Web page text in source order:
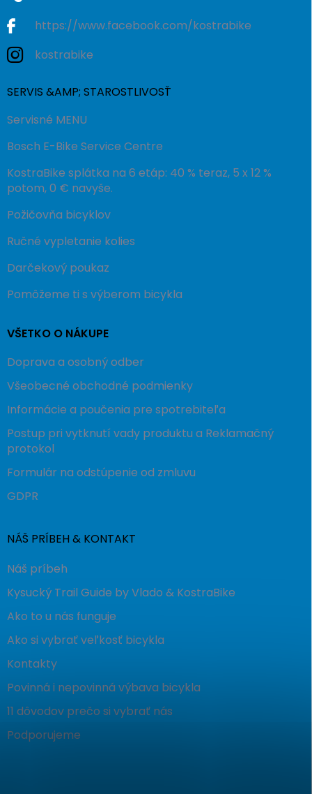
https://www.facebook.com/kostrabike
kostrabike
SERVIS &AMP; STAROSTLIVOSŤ
Servisné MENU
Bosch E-Bike Service Centre
KostraBike splátka na 6 etáp: 40 % teraz, 5 x 12 %
potom, 0 € navyše.
Požičovňa bicyklov
Ručné vypletanie kolies
Darčekový poukaz
Pomôžeme ti s výberom bicykla
VŠETKO O NÁKUPE
Doprava a osobný odber
Všeobecné obchodné podmienky
Informácie a poučenia pre spotrebiteľa
Postup pri vytknutí vady produktu a Reklamačný
protokol
Formulár na odstúpenie od zmluvu
GDPR
NÁŠ PRÍBEH & KONTAKT
Náš príbeh
Kysucký Trail Guide by Vlado & KostraBike
Ako to u nás funguje
Ako si vybrať veľkosť bicykla
Kontakty
Povinná i nepovinná výbava bicykla
11 dôvodov prečo si vybrať nás
Podporujeme